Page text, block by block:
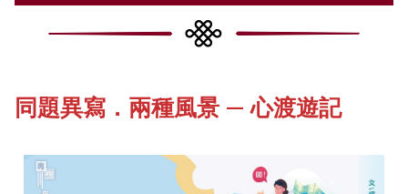
《新亞簡訊》
《新亞書院概覽》
其他書院出版
New Asia Then and Now
Our History Gallery
Campus Tour
同題異寫．兩種風景 — 心渡遊記